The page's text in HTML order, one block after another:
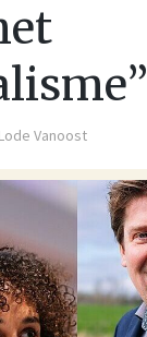
Lode Vanoost